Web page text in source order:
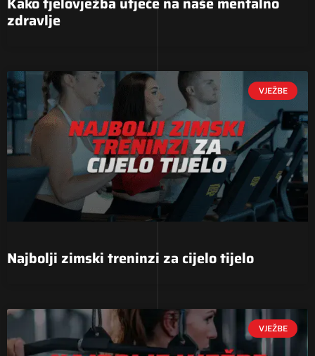
zdravlje
VJEŽBE
Najbolji zimski treninzi za cijelo tijelo
VJEŽBE